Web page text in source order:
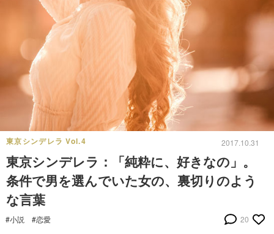
東京シンデレラ Vol.4 2017.10.31
東京シンデレラ：「純粋に、好きなの」。
条件で男を選んでいた女の、裏切りのよう
な言葉
#小説 #恋愛 20